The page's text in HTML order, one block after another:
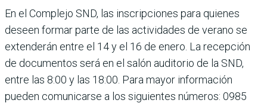
En el Complejo SND, las inscripciones para quienes
deseen formar parte de las actividades de verano se
extenderán entre el 14 y el 16 de enero. La recepción
de documentos será en el salón auditorio de la SND,
entre las 8:00 y las 18:00. Para mayor información
pueden comunicarse a los siguientes números: 0985